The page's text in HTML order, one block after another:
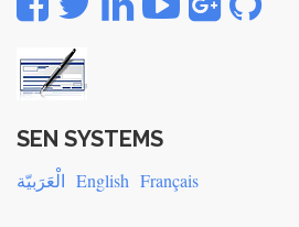
SEN SYSTEMS
الْعَرَبيّة English Français